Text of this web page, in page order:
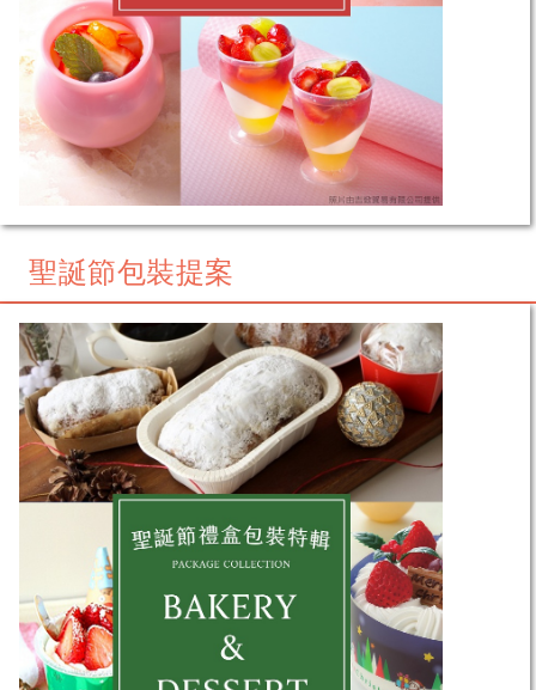
聖誕節包裝提案